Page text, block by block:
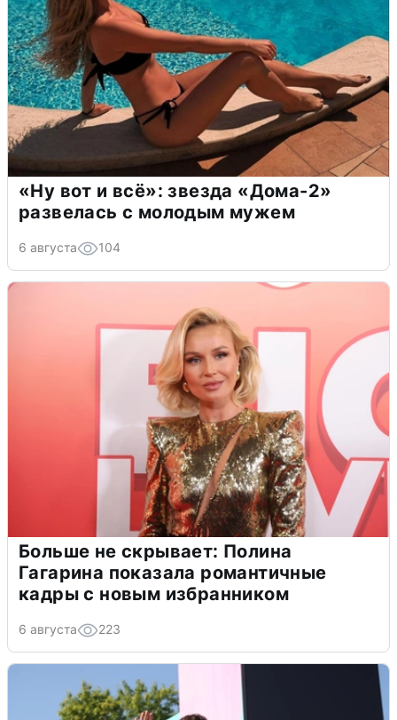
«Ну вот и всё»: звезда «Дома-2»
развелась с молодым мужем
6 августа 104
Больше не скрывает: Полина
Гагарина показала романтичные
кадры с новым избранником
6 августа 223